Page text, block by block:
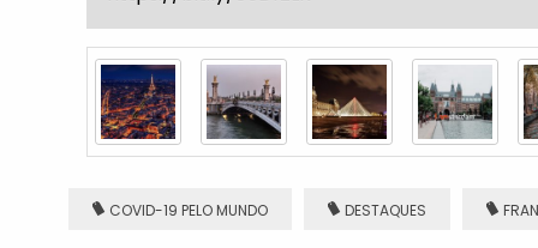
PRECISA DE